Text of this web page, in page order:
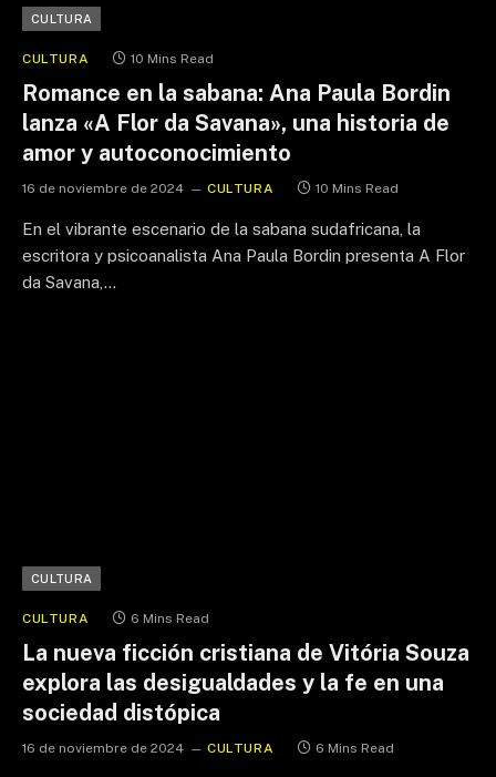
CULTURA
CULTURA 10 Mins Read
Romance en la sabana: Ana Paula Bordin
lanza «A Flor da Savana», una historia de
amor y autoconocimiento
16 de noviembre de 2024 CULTURA 10 Mins Read
En el vibrante escenario de la sabana sudafricana, la
escritora y psicoanalista Ana Paula Bordin presenta A Flor
da Savana,…
CULTURA
CULTURA 6 Mins Read
La nueva ficción cristiana de Vitória Souza
explora las desigualdades y la fe en una
sociedad distópica
16 de noviembre de 2024 CULTURA 6 Mins Read